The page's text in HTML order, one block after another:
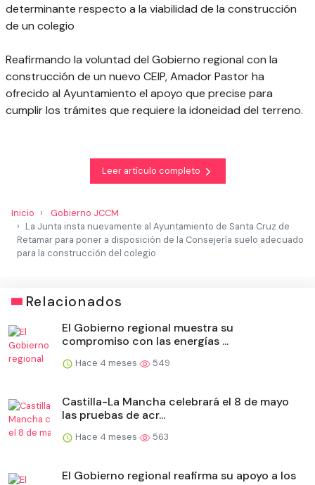
determinante respecto a la viabilidad de la construcción
de un colegio
Reafirmando la voluntad del Gobierno regional con la
construcción de un nuevo CEIP, Amador Pastor ha
ofrecido al Ayuntamiento el apoyo que precise para
cumplir los trámites que requiere la idoneidad del terreno.
Leer artículo completo
Inicio
Gobierno JCCM
La Junta insta nuevamente al Ayuntamiento de Santa Cruz de
Retamar para poner a disposición de la Consejería suelo adecuado
para la construcción del colegio
Relacionados
El Gobierno regional muestra su
compromiso con las energías ...
Hace 4 meses 549
Castilla-La Mancha celebrará el 8 de mayo
las pruebas de acr...
Hace 4 meses 563
El Gobierno regional reafirma su apoyo a los